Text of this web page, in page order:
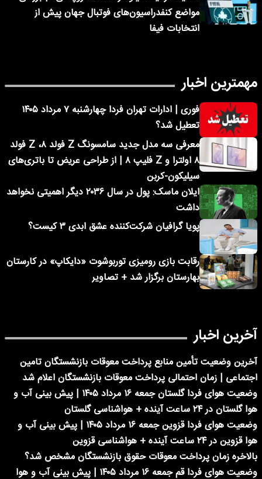
مواضع کنفدراسیون‌های فوتبال جهان پیش از
انتخابات فیفا
مهمترین اخبار
فوری | ادارات تهران فردا چهارشنبه ۷ مرداد ۱۴۰۵
تعطیل شد؟
معرفی سه مدل جدید سامسونگ Z فولد ۸، Z فولد
۸ اولترا و Z فلیپ ۸ | از طراحی عریض تا باتری‌های
سیلیکون-کربن
ایلان ماسک: پول در سال ۲۰۳۶ دیگر اهمیتی نخواهد
داشت
پویا گرافیان شرکت‌کننده عشق ابدی ۳ کیست؟
رقابت بازی رومیزی توربوشوت «دایکاپ» در کارستان
بهارستان برگزار شد + تصاویر
آخرین اخبار
آخرین وضعیت تأمین منابع پرداخت معوقات بازنشستگان تامین
اجتماعی | زمان احتمالی پرداخت معوقات بازنشستگان اعلام شد
وضعیت هوای فردا گلستان جمعه ۱۶ مرداد ۱۴۰۵ | پیش بینی آب و
هوا گلستان در ۲۴ ساعت آینده + هواشناسی گلستان
وضعیت هوای فردا قزوین جمعه ۱۶ مرداد ۱۴۰۵ | پیش بینی آب و
هوا قزوین در ۲۴ ساعت آینده + هواشناسی قزوین
بالاخره زمان پرداخت معوقات حقوق بازنشستگان مشخص شد؟
وضعیت هوای فردا قم جمعه ۱۶ مرداد ۱۴۰۵ | پیش بینی آب و هوا